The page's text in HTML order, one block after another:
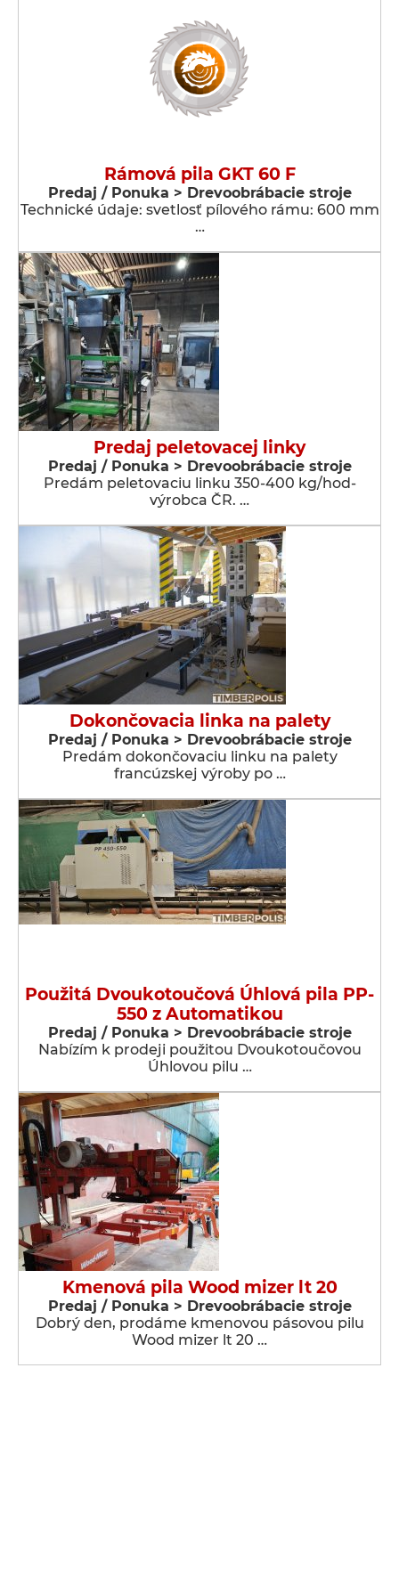
Rámová pila GKT 60 F
Predaj / Ponuka > Drevoobrábacie stroje
Technické údaje: svetlosť pílového rámu: 600 mm
…
Predaj peletovacej linky
Predaj / Ponuka > Drevoobrábacie stroje
Predám peletovaciu linku 350-400 kg/hod-
výrobca ČR. …
Dokončovacia linka na palety
Predaj / Ponuka > Drevoobrábacie stroje
Predám dokončovaciu linku na palety
francúzskej výroby po …
Použitá Dvoukotoučová Úhlová pila PP-
550 z Automatikou
Predaj / Ponuka > Drevoobrábacie stroje
Nabízím k prodeji použitou Dvoukotoučovou
Úhlovou pilu …
Kmenová pila Wood mizer lt 20
Predaj / Ponuka > Drevoobrábacie stroje
Dobrý den, prodáme kmenovou pásovou pilu
Wood mizer lt 20 …